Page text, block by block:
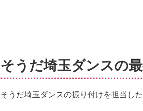
そうだ埼玉ダンスの
そうだ埼玉ダンスの振り付けを担当し